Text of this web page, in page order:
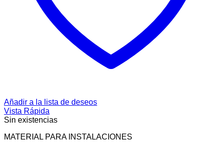
Añadir a la lista de deseos
Vista Rápida
Sin existencias
MATERIAL PARA INSTALACIONES